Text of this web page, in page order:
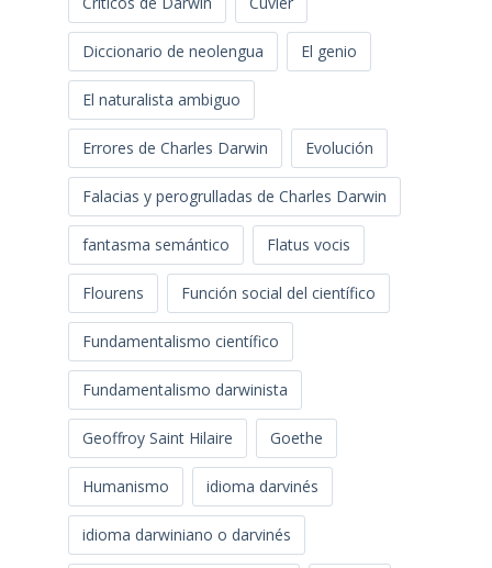
Diccionario de neolengua El genio
El naturalista ambiguo
Errores de Charles Darwin Evolución
Falacias y perogrulladas de Charles Darwin
fantasma semántico Flatus vocis
Flourens Función social del científico
Fundamentalismo científico
Fundamentalismo darwinista
Geoffroy Saint Hilaire Goethe
Humanismo idioma darvinés
idioma darwiniano o darvinés